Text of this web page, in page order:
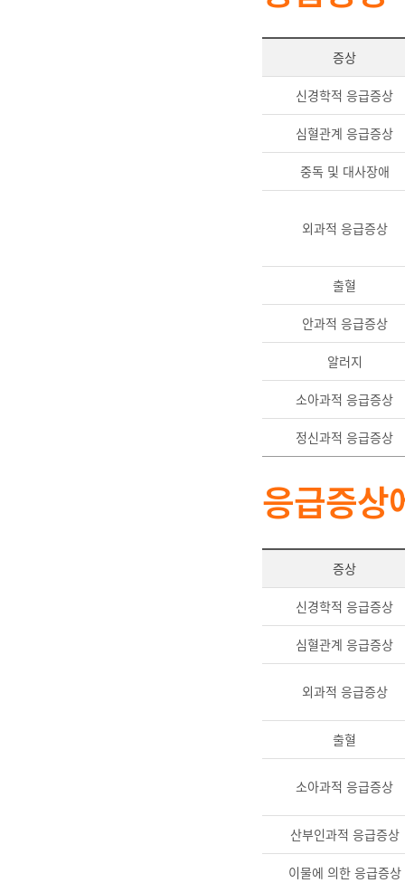
증상
신경학적 응급증상
심혈관계 응급증상
중독 및 대사장애
외과적 응급증상
출혈
안과적 응급증상
알러지
소아과적 응급증상
정신과적 응급증상
응급증상
증상
신경학적 응급증상
심혈관계 응급증상
외과적 응급증상
출혈
소아과적 응급증상
산부인과적 응급증상
이물에 의한 응급증상